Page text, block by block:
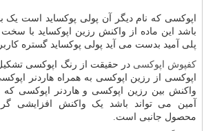
اپوکسی که نام دیگر آن پولی پوکساید است
باشد این ماده از واکنش رزین اپوکساید با سخت
پلی آمید بدست می آید پولی پوکساید گستره
کفپوش اپوکسی در حقیقت از رنگ اپوکسی
اپوکسی از رزین اپوکسی به همراه هاردنر
واکنش بین رزین اپوکسی و هاردنر اپوکسی که
آمین می تواند باشد یک واکنش افزایشی
محصول جانبی است.